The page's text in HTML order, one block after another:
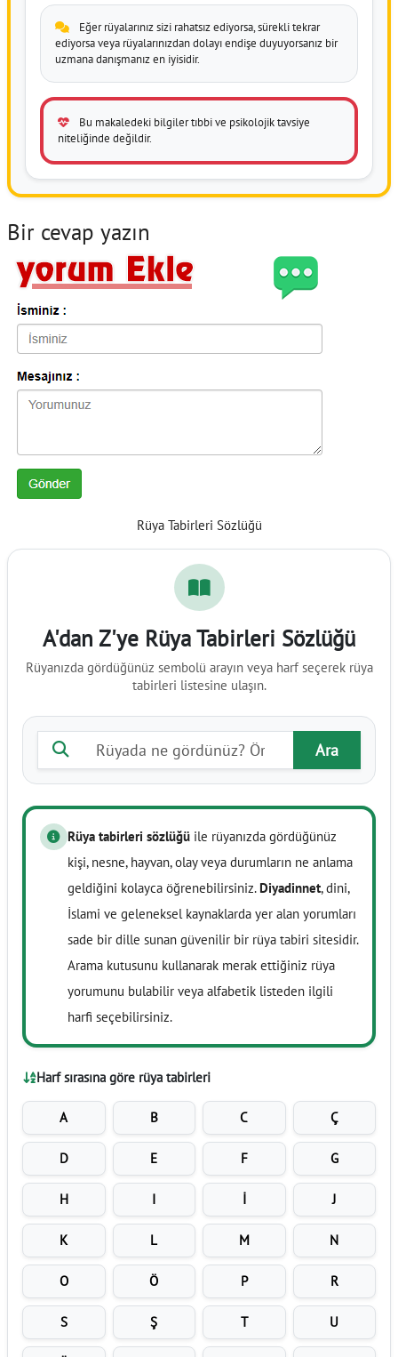
Eğer rüyalarınız sizi rahatsız ediyorsa, sürekli tekrar
ediyorsa veya rüyalarınızdan dolayı endişe duyuyorsanız bir
uzmana danışmanız en iyisidir.
Bu makaledeki bilgiler tıbbi ve psikolojik tavsiye
niteliğinde değildir.
Bir cevap yazın
Rüya Tabirleri Sözlüğü
A'dan Z'ye Rüya Tabirleri Sözlüğü
Rüyanızda gördüğünüz sembolü arayın veya harf seçerek rüya
tabirleri listesine ulaşın.
Rüya tabiri ara
Ara
Rüya tabirleri sözlüğü ile rüyanızda gördüğünüz
kişi, nesne, hayvan, olay veya durumların ne anlama
geldiğini kolayca öğrenebilirsiniz. Diyadinnet, dini,
İslami ve geleneksel kaynaklarda yer alan yorumları
sade bir dille sunan güvenilir bir rüya tabiri sitesidir.
Arama kutusunu kullanarak merak ettiğiniz rüya
yorumunu bulabilir veya alfabetik listeden ilgili
harfi seçebilirsiniz.
Harf sırasına göre rüya tabirleri
A B C Ç
D E F G
H I İ J
K L M N
O Ö P R
S Ş T U